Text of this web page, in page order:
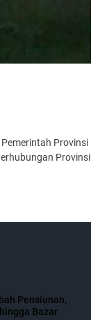
Provinsi
Provinsi
Pensiunan,
Bazar